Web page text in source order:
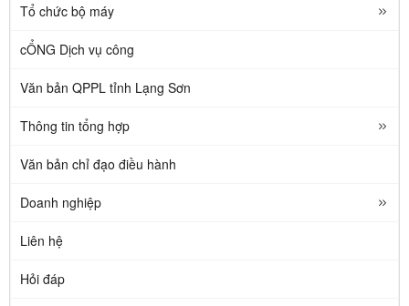
Tổ chức bộ máy
cỔNG Dịch vụ công
Văn bản QPPL tỉnh Lạng Sơn
Thông tin tổng hợp
Văn bản chỉ đạo điều hành
Doanh nghiệp
Liên hệ
Hỏi đáp